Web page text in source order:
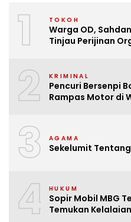
1 TOKOH
Warga OD,
Tinjau Perijinan
2 KRIMINAL
Pencuri Bersenpi
Rampas Motor di
3 AGAMA
Sekelumit
4 HUKUM
Sopir Mobil MBG
Temukan Kelalaian